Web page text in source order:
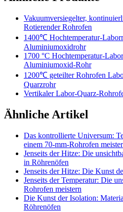
Vakuumversiegelter,
Rotierender Rohrofen
1400℃ Hochtemperatur-
Aluminiumoxidrohr
1700 °C Hochtemperatur-
Aluminiumoxid-Rohr
1200℃ geteilter Rohrofen
Quarzrohr
Vertikaler Labor-Quarz-
Ähnliche Artikel
Das kontrollierte Universum:
einem 70-mm-Rohrofen
Jenseits der Hitze: Die
in Röhrenöfen
Jenseits der Hitze: Die Kunst
Jenseits der Temperatur: Die
Rohrofen meistern
Die Kunst der Isolation:
Röhrenöfen